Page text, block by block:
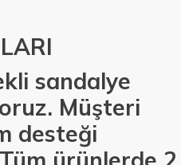
sandalye
Müşteri
desteği